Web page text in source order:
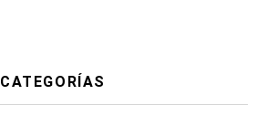
CATEGORÍAS